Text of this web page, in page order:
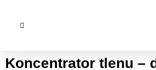
Koncentrator tlenu –